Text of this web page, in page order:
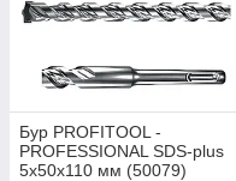
Бур PROFITOOL -
PROFESSIONAL SDS-plus
5x50x110 мм (50079)